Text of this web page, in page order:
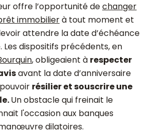
offre l’opportunité dechanger
immobilierà tout moment et
attendre la date d’échéance
Les dispositifs précédents, en
, obligeaient à respecter
avant la date d’anniversaire
résilier et souscrire une
Un obstacle qui freinait le
l'occasion aux banques
dilatoires.